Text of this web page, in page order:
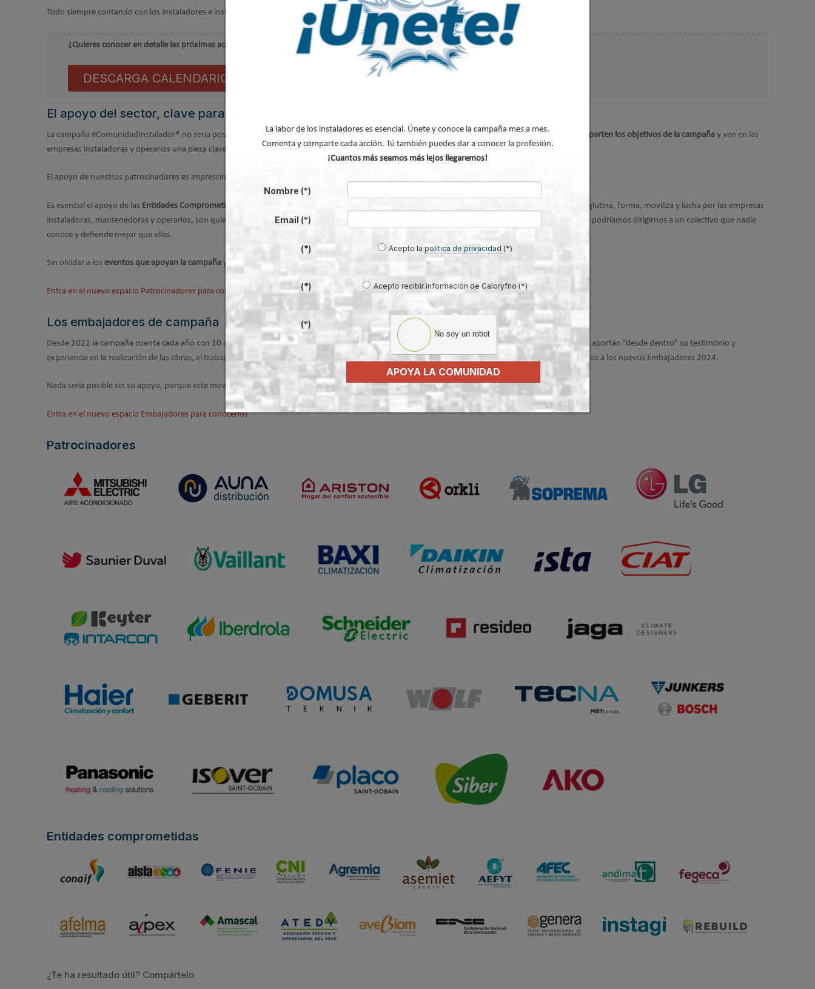
Todo siempre contando con los instaladores e instaladoras, mantenedores y operarios que son los protagonistas de cada acción.
¿Quieres conocer en detalle las próximas acciones de la campaña y formar parte del movimiento?
DESCARGA CALENDARIO DE ACCIONES 2024
El apoyo del sector, clave para la campaña
La campaña #ComunidadInstalador® no sería posible sin el apoyo y compromiso de todo el sector. Contamos con el patrocinio de fabricantes que comparten los objetivos de la campaña y ven en las
empresas instaladoras y operarios una pieza clave para el correcto funcionamiento de sus sistemas o el buen resultado de sus materiales.
El apoyo de nuestros patrocinadores es imprescindible para sacar adelante y difundir cada una de las acciones.
Es esencial el apoyo de las Entidades Comprometidas
. La actividad asociativa, que aglutina, forma, moviliza y lucha por las empresas
instaladoras, mantenedoras y operarios, son quienes lidian en el día a día con la realidad de la construcción y las instalaciones y por lo tanto sin ellas no podríamos dirigirnos a un colectivo que nadie
conoce y defiende mejor que ellas.
Sin olvidar a los eventos que apoyan la campaña y que nos aportan el soporte y los espacios de divulgación que amplifican la difusión de la misma.
Entra en el nuevo espacio Patrocinadores para conocerlos
Los embajadores de campaña
Desde 2022 la campaña cuenta cada año con 10 nuevos “embajadores y embajadoras”, profesionales de las instalaciones y de la construcción que nos aportan ”desde dentro” su testimonio y
experiencia en la realización de las obras, el trabajo con las empresas instaladoras y colaboran en la divulgación de las acciones. Pronto os presentaremos a los nuevos Embajadores 2024.
Nada sería posible sin su apoyo, porque este movimiento, se genera entre todos.
Entra en el nuevo espacio Embajadores para conocerlos
Patrocinadores
Entidades comprometidas
¿Te ha resultado útil? Compártelo
La labor de los instaladores es esencial. Únete y conoce la campaña mes a mes.
Comenta y comparte cada acción. Tú también puedes dar a conocer la profesión.
¡Cuantos más seamos más lejos llegaremos!
Nombre (*)
Email (*)
(*) Acepto lapolítica de privacidad (*)
(*) Acepto recibir información de Caloryfrio (*)
(*)
No soy un robot
APOYA LA COMUNIDAD